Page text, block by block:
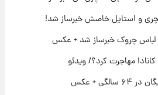
در آمریکا + فیلم
اولین بار؛ انتشار تصاویری از رهبر جدید
ویدیو
و استایل خاصش خبرساز شد!
لباس چروک خبرساز شد + عکس
مهاجرت کرد؟/ ویدئو
+ عکس